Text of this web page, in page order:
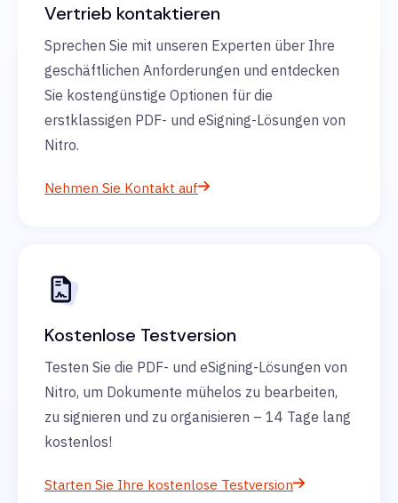
Vertrieb kontaktieren
Sprechen Sie mit unseren Experten über Ihre
geschäftlichen Anforderungen und entdecken
Sie kostengünstige Optionen für die
erstklassigen PDF- und eSigning-Lösungen von
Nitro.
Nehmen Sie Kontakt auf
Kostenlose Testversion
Testen Sie die PDF- und eSigning-Lösungen von
Nitro, um Dokumente mühelos zu bearbeiten,
zu signieren und zu organisieren – 14 Tage lang
kostenlos!
Starten Sie Ihre kostenlose Testversion